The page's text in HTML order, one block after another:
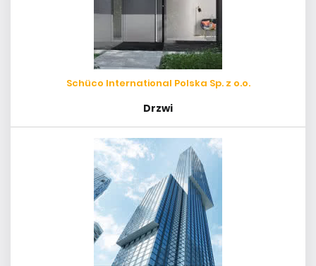
Schüco International Polska Sp. z o.o.
Drzwi